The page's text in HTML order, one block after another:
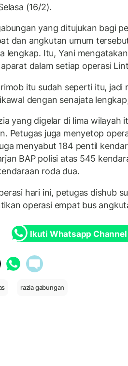
(16/2).
yang ditujukan bagi
dan angkutan umum
lengkap. Itu, Yani
dalam setiap operasi
itu sudah seperti itu, jadi
dengan senajata
yang digelar di lima wilayah
Petugas juga menyetop
menyabut 184 pentil
BAP polisi atas 545
roda dua.
hari ini, petugas dishub
operasi empat bus
Ikuti Whatsapp
razia gabungan